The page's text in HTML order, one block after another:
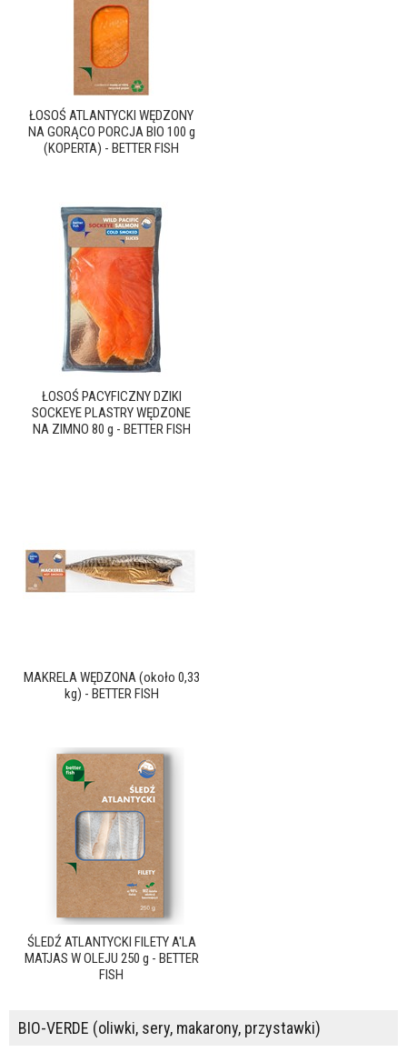
ŁOSOŚ ATLANTYCKI WĘDZONY
NA GORĄCO PORCJA BIO 100 g
(KOPERTA) - BETTER FISH
ŁOSOŚ PACYFICZNY DZIKI
SOCKEYE PLASTRY WĘDZONE
NA ZIMNO 80 g - BETTER FISH
MAKRELA WĘDZONA (około 0,33
kg) - BETTER FISH
ŚLEDŹ ATLANTYCKI FILETY A'LA
MATJAS W OLEJU 250 g - BETTER
FISH
BIO-VERDE (oliwki, sery, makarony, przystawki)